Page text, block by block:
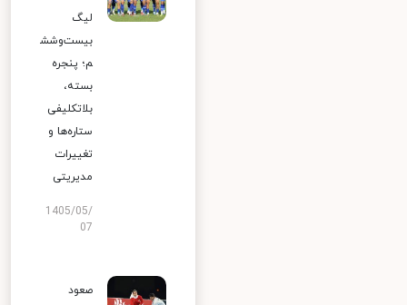
لیگ
بیست‌وشش
م؛ پنجره
بسته،
بلاتکلیفی
ستاره‌ها و
تغییرات
مدیریتی
1405/05/
07
صعود